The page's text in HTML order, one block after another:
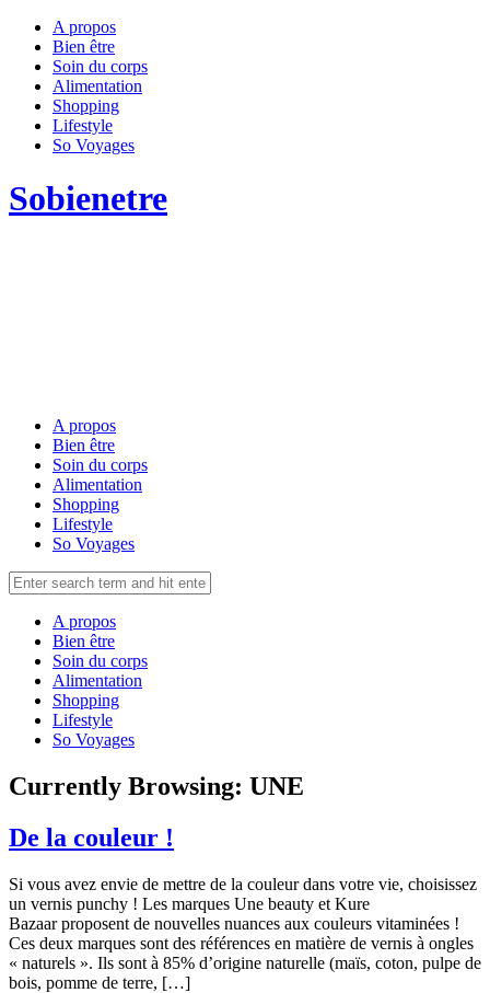
A propos
Bien être
Soin du corps
Alimentation
Shopping
Lifestyle
So Voyages
Sobienetre
A propos
Bien être
Soin du corps
Alimentation
Shopping
Lifestyle
So Voyages
A propos
Bien être
Soin du corps
Alimentation
Shopping
Lifestyle
So Voyages
Currently Browsing: UNE
De la couleur !
Si vous avez envie de mettre de la couleur dans votre vie, choisissez
un vernis punchy ! Les marques Une beauty et Kure
Bazaar proposent de nouvelles nuances aux couleurs vitaminées !
Ces deux marques sont des références en matière de vernis à ongles
« naturels ». Ils sont à 85% d’origine naturelle (maïs, coton, pulpe de
bois, pomme de terre, […]